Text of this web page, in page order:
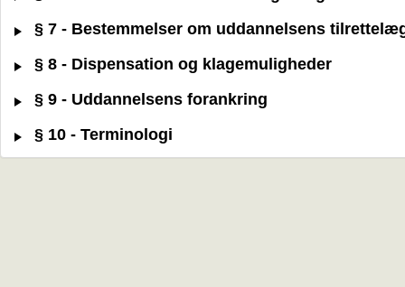
§ 7 - Bestemmelser om uddannelsens
§ 8 - Dispensation og klagemuligheder
§ 9 - Uddannelsens forankring
§ 10 - Terminologi